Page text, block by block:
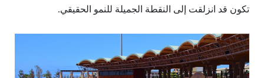
تكون قد انزلقت إلى النقطة الجميلة للنمو الحقيقي.